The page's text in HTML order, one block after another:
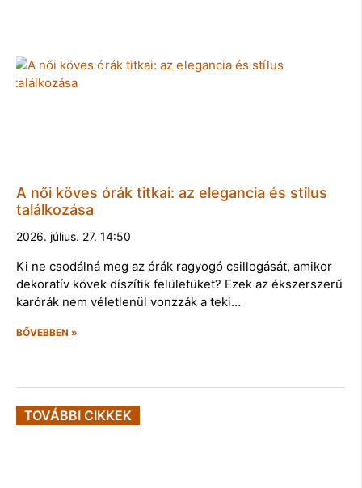
A női köves órák titkai: az elegancia és stílus
találkozása
2026. július. 27. 14:50
Ki ne csodálná meg az órák ragyogó csillogását, amikor
dekoratív kövek díszítik felületüket? Ezek az ékszerszerű
karórák nem véletlenül vonzzák a teki…
BŐVEBBEN »
TOVÁBBI CIKKEK